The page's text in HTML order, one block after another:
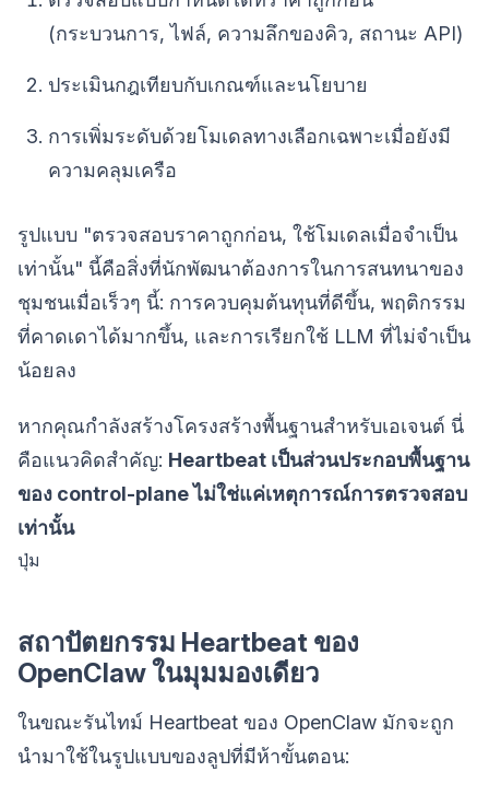
(กระบวนการ, ไฟล์, ความลึกของคิว, สถานะ API)
ประเมินกฎเทียบกับเกณฑ์และนโยบาย
การเพิ่มระดับด้วยโมเดลทางเลือกเฉพาะเมื่อยังมี
ความคลุมเครือ
รูปแบบ "ตรวจสอบราคาถูกก่อน, ใช้โมเดลเมื่อจำเป็น
เท่านั้น" นี้คือสิ่งที่นักพัฒนาต้องการในการสนทนาของ
ชุมชนเมื่อเร็วๆ นี้: การควบคุมต้นทุนที่ดีขึ้น, พฤติกรรม
ที่คาดเดาได้มากขึ้น, และการเรียกใช้ LLM ที่ไม่จำเป็น
น้อยลง
หากคุณกำลังสร้างโครงสร้างพื้นฐานสำหรับเอเจนต์ นี่
คือแนวคิดสำคัญ: Heartbeat เป็นส่วนประกอบพื้นฐาน
ของ control-plane ไม่ใช่แค่เหตุการณ์การตรวจสอบ
เท่านั้น
ปุ่ม
สถาปัตยกรรม Heartbeat ของ
OpenClaw ในมุมมองเดียว
ในขณะรันไทม์ Heartbeat ของ OpenClaw มักจะถูก
นำมาใช้ในรูปแบบของลูปที่มีห้าขั้นตอน: